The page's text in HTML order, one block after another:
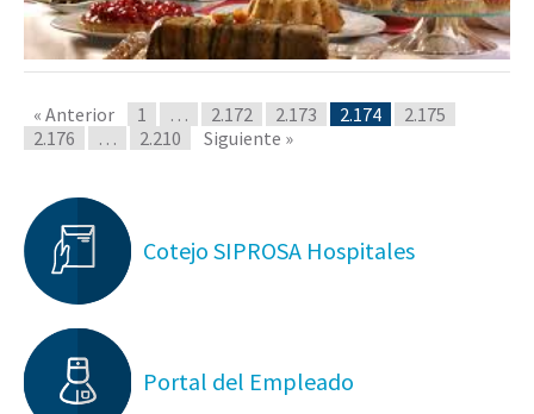
« Anterior 1 … 2.172 2.173 2.174
2.175
2.176
… 2.210 Siguiente »
Cotejo SIPROSA Hospitales
Portal del Empleado